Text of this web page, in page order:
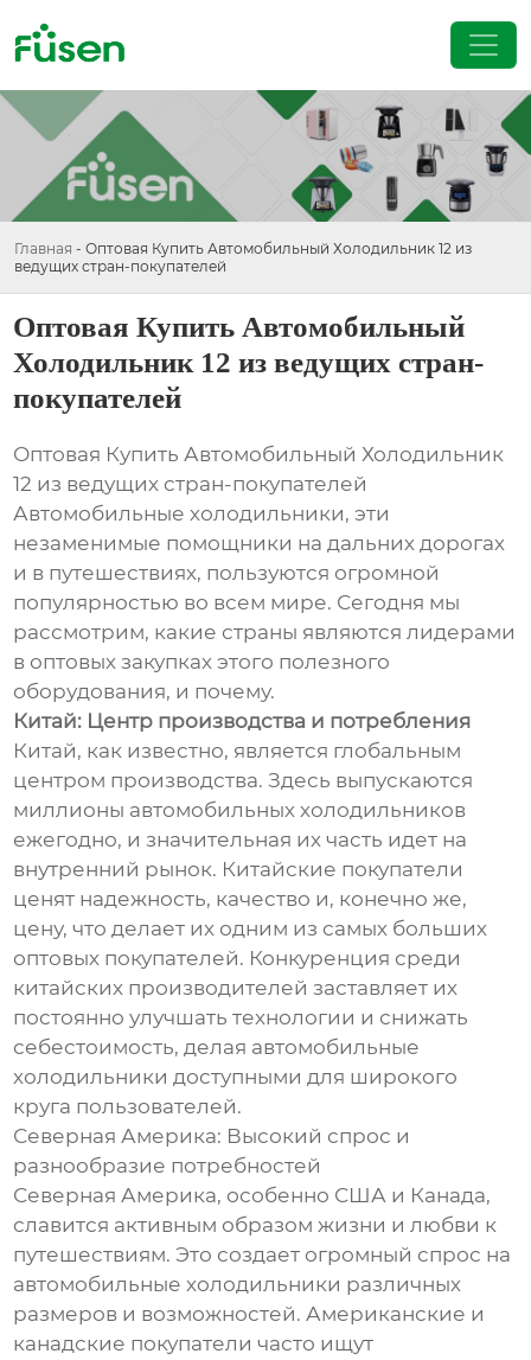
Главная - Оптовая Купить Автомобильный Холодильник 12 из
ведущих стран-покупателей
Оптовая Купить Автомобильный
Холодильник 12 из ведущих стран-
покупателей
Оптовая Купить Автомобильный Холодильник
12 из ведущих стран-покупателей
Автомобильные холодильники, эти
незаменимые помощники на дальних дорогах
и в путешествиях, пользуются огромной
популярностью во всем мире. Сегодня мы
рассмотрим, какие страны являются лидерами
в оптовых закупках этого полезного
оборудования, и почему.
Китай: Центр производства и потребления
Китай, как известно, является глобальным
центром производства. Здесь выпускаются
миллионы автомобильных холодильников
ежегодно, и значительная их часть идет на
внутренний рынок. Китайские покупатели
ценят надежность, качество и, конечно же,
цену, что делает их одним из самых больших
оптовых покупателей. Конкуренция среди
китайских производителей заставляет их
постоянно улучшать технологии и снижать
себестоимость, делая автомобильные
холодильники доступными для широкого
круга пользователей.
Северная Америка: Высокий спрос и
разнообразие потребностей
Северная Америка, особенно США и Канада,
славится активным образом жизни и любви к
путешествиям. Это создает огромный спрос на
автомобильные холодильники различных
размеров и возможностей. Американские и
канадские покупатели часто ищут